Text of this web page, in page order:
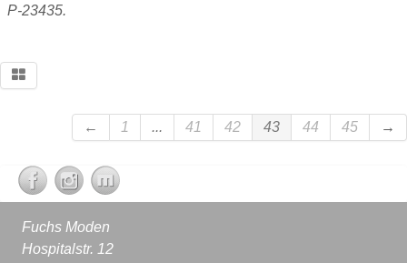
P-23435.
← 1 ... 41 42 43 44 45 →
Fuchs Moden
Hospitalstr. 12